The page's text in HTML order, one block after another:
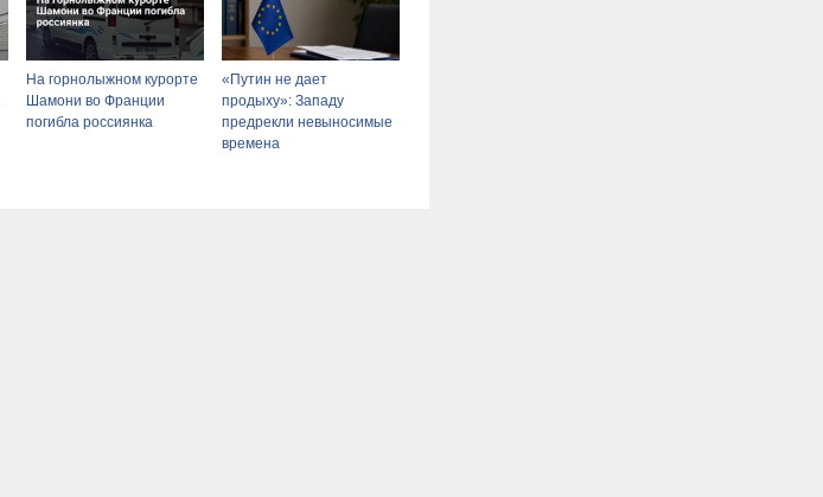
На горнолыжном курорте
Шамони во Франции
погибла россиянка
«Путин не дает
продыху»: Западу
предрекли невыносимые
времена